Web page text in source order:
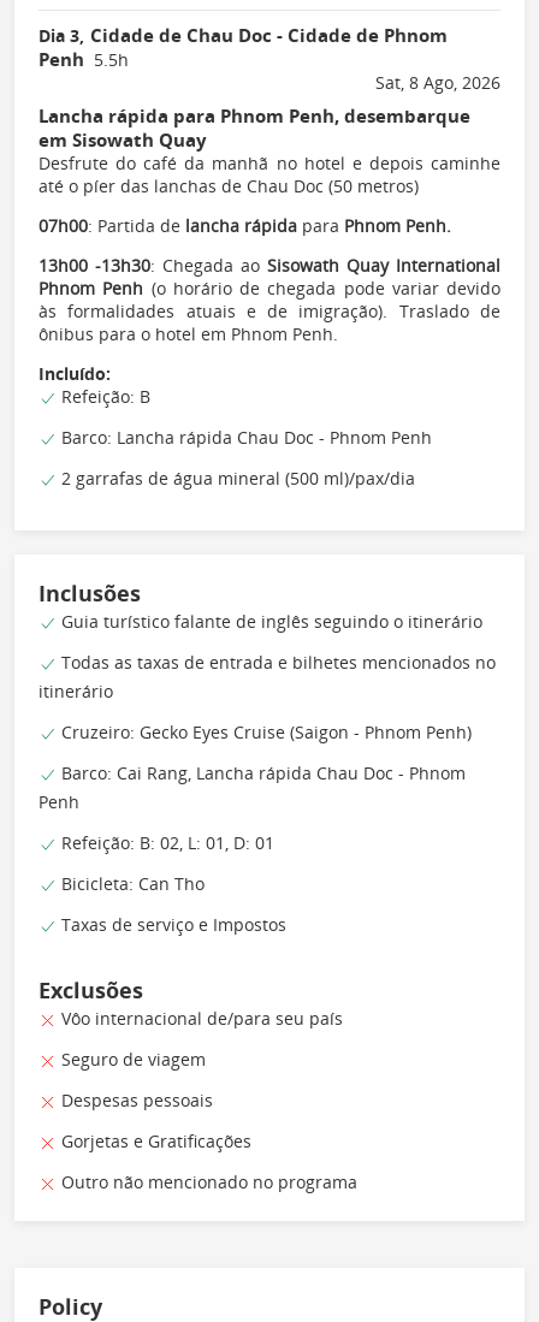
Dia 3, Cidade de Chau Doc - Cidade de Phnom
Penh 5.5h
Sat, 8 Ago, 2026
Lancha rápida para Phnom Penh, desembarque
em Sisowath Quay
Desfrute do café da manhã no hotel e depois caminhe
até o píer das lanchas de Chau Doc (50 metros)
07h00: Partida de lancha rápida para Phnom Penh.
13h00 -13h30: Chegada ao Sisowath Quay International
Phnom Penh (o horário de chegada pode variar devido
às formalidades atuais e de imigração). Traslado de
ônibus para o hotel em Phnom Penh.
Incluído:
Refeição: B
Barco: Lancha rápida Chau Doc - Phnom Penh
2 garrafas de água mineral (500 ml)/pax/dia
Inclusões
Guia turístico falante de inglês seguindo o itinerário
Todas as taxas de entrada e bilhetes mencionados no
itinerário
Cruzeiro: Gecko Eyes Cruise (Saigon - Phnom Penh)
Barco: Cai Rang, Lancha rápida Chau Doc - Phnom
Penh
Refeição: B: 02, L: 01, D: 01
Bicicleta: Can Tho
Taxas de serviço e Impostos
Exclusões
Vôo internacional de/para seu país
Seguro de viagem
Despesas pessoais
Gorjetas e Gratificações
Outro não mencionado no programa
Policy